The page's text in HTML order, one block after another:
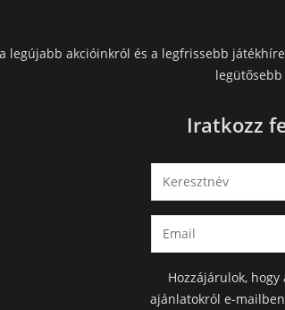
legújabb akcióinkról és a legfrissebb
Iratkozz
Hozzájárulok,
ajánlatokról e-